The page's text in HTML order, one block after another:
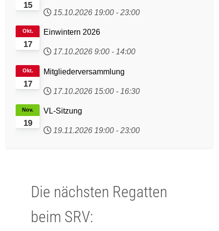
15
15.10.2026 19:00 - 23:00
17
Okt. Einwintern 2026
17.10.2026 9:00 - 14:00
17
Okt. Mitgliederversammlung
17.10.2026 15:00 - 16:30
19
Nov. VL-Sitzung
19.11.2026 19:00 - 23:00
Die nächsten Regatten
beim SRV: